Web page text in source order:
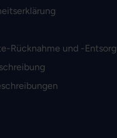
Rücknahme und -